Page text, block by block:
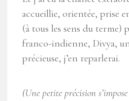
accueillie, orientée, prise
(à tous les sens du terme)
franco-indienne, Divya,
précieuse, j’en reparlerai.
(Une petite précision